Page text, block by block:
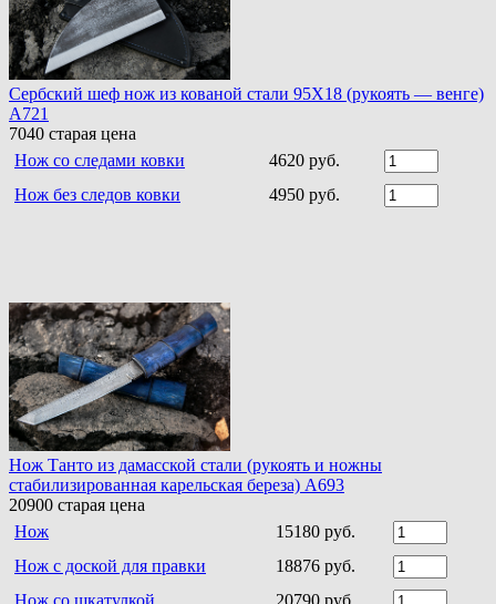
Сербский шеф нож из кованой стали 95Х18 (рукоять — венге)
A721
7040 старая цена
Нож со следами ковки
4620 руб.
Нож без следов ковки
4950 руб.
Нож Танто из дамасской стали (рукоять и ножны
стабилизированная карельская береза) A693
20900 старая цена
Нож
15180 руб.
Нож с доской для правки
18876 руб.
Нож со шкатулкой
20790 руб.